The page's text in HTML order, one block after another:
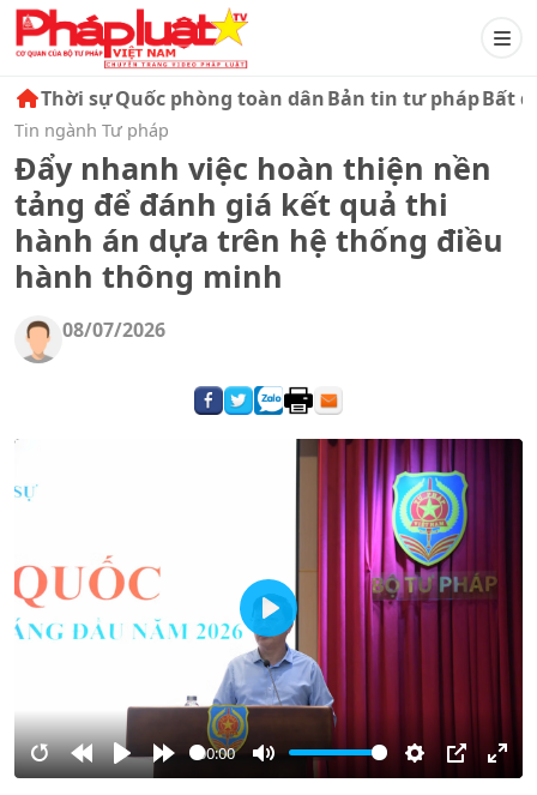
Thời sựQuốc phòng toàn dânBản tin tư phápBất
Tin ngành Tư pháp
Đẩy nhanh việc hoàn thiện nền
tảng để đánh giá kết quả thi
hành án dựa trên hệ thống điều
hành thông minh
08/07/2026
RestartRewind
PlayForward
00:00
Mute Settings
PIP
Play